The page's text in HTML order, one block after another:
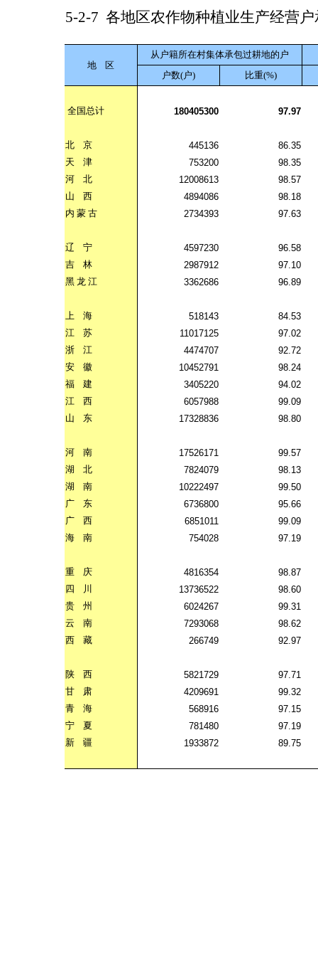
5-2-7 各地区农作物种植业生产经营
地 区
从户籍所在村集体承包过耕地的户
户数(户)
比重(%)
全国总计 180405300 97.97
北 京 445136
86.35
天
津 753200
98.35
河
北 12008613
98.57
山
西 4894086
98.18
内 蒙 古 2734393 97.63
辽 宁 4597230
96.58
吉
林 2987912
97.10
黑 龙 江 3362686 96.89
上 海 518143
84.53
江
苏 11017125
97.02
浙
江 4474707
92.72
安
徽 10452791
98.24
福
建 3405220
94.02
江
西 6057988
99.09
山
东 17328836 98.80
河 南 17526171
99.57
湖
北 7824079
98.13
湖
南 10222497
99.50
广
东 6736800
95.66
广
西 6851011
99.09
海
南 754028 97.19
重 庆 4816354
98.87
四
川 13736522
98.60
贵
州 6024267
99.31
云
南 7293068
98.62
西
藏 266749 92.97
陕 西 5821729
97.71
甘
肃 4209691
99.32
青
海 568916
97.15
宁
夏 781480
97.19
新
疆 1933872 89.75